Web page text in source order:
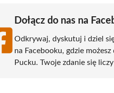
Dołącz do nas na
Odkrywaj, dyskutuj i dziel
na Facebooku, gdzie
Pucku. Twoje zdanie się